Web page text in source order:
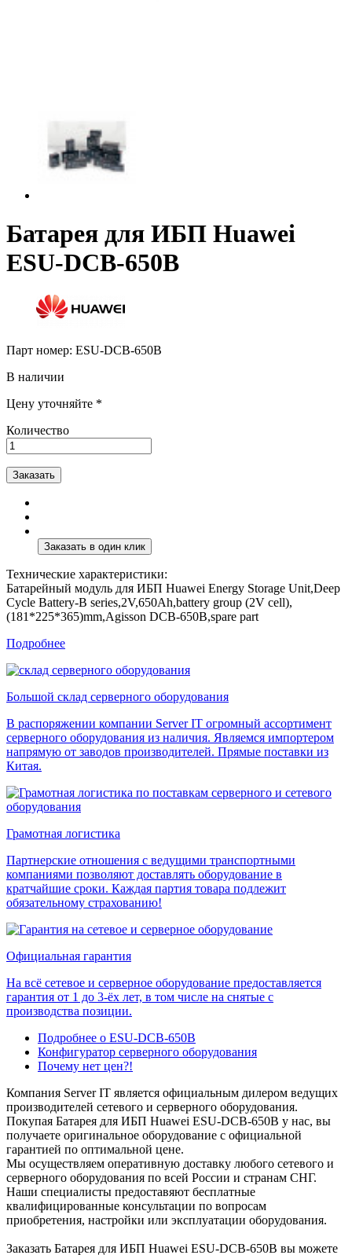
Батарея для ИБП Huawei
ESU-DCB-650B
Парт номер: ESU-DCB-650B
В наличии
Цену уточняйте *
Количество
Заказать
Технические характеристики:
Батарейный модуль для ИБП Huawei Energy Storage Unit,Deep
Cycle Battery-B series,2V,650Ah,battery group (2V cell),
(181*225*365)mm,Agisson DCB-650B,spare part
Подробнее
Большой склад серверного оборудования
В распоряжении компании Server IT огромный ассортимент
серверного оборудования из наличия. Являемся импортером
напрямую от заводов производителей. Прямые поставки из
Китая.
Грамотная логистика
Партнерские отношения с ведущими транспортными
компаниями позволяют доставлять оборудование в
кратчайшие сроки. Каждая партия товара подлежит
обязательному страхованию!
Официальная гарантия
На всё сетевое и серверное оборудование предоставляется
гарантия от 1 до 3-ёх лет, в том числе на снятые с
производства позиции.
Подробнее о ESU-DCB-650B
Конфигуратор серверного оборудования
Почему нет цен?!
Компания Server IT является официальным дилером ведущих
производителей сетевого и серверного оборудования.
Покупая Батарея для ИБП Huawei ESU-DCB-650B у нас, вы
получаете оригинальное оборудование с официальной
гарантией по оптимальной цене.
Мы осуществляем оперативную доставку любого сетевого и
серверного оборудования по всей России и странам СНГ.
Наши специалисты предоставяют бесплатные
квалифицированные консультации по вопросам
приобретения, настройки или эксплуатации оборудования.
Заказать Батарея для ИБП Huawei ESU-DCB-650B вы можете